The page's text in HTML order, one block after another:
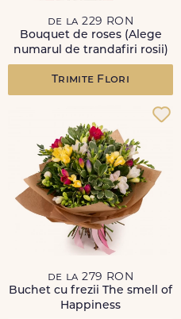
de la 229 RON
Bouquet de roses (Alege
numarul de trandafiri rosii)
Trimite Flori
de la 279 RON
Buchet cu frezii The smell of
Happiness